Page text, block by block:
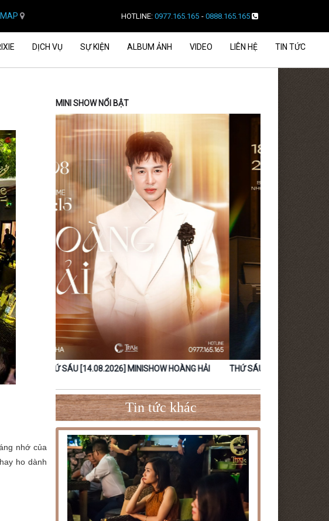
HOTLINE: 0977.165.165 - 0888.165.165
DỊCH VỤ SỰ KIỆN ALBUM ẢNH VIDEO LIÊN HỆ TIN TỨC
nhớ của
ho dành
MINI SHOW NỔI BẬT
HẢI
THỨ SÁU [18.09.2026] – MINISHOW NGUYỄN ĐÌNH TUẤN
Tin tức khác